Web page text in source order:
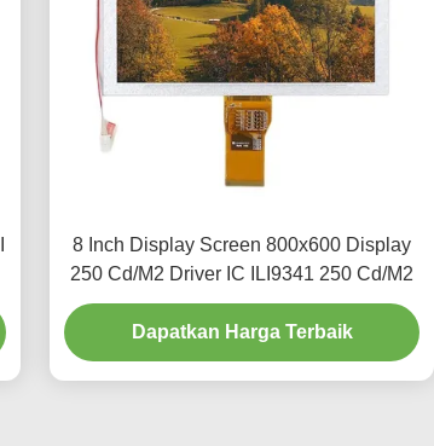
8 Inch Display Screen 800x600 Display
250 Cd/M2 Driver IC ILI9341 250 Cd/M2
Dapatkan Harga Terbaik